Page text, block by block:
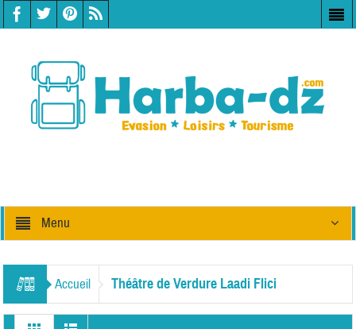
Menu
Accueil Théâtre de Verdure Laadi Flici